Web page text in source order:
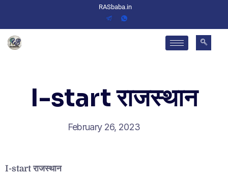
RASbaba.in
I-start राजस्थान
February 26, 2023
I-start राजस्थान